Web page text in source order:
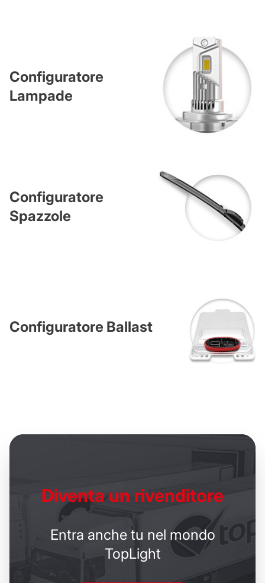
Configuratore
Lampade
Configuratore
Spazzole
Configuratore Ballast
Diventa un rivenditore
Entra anche tu nel mondo
TopLight